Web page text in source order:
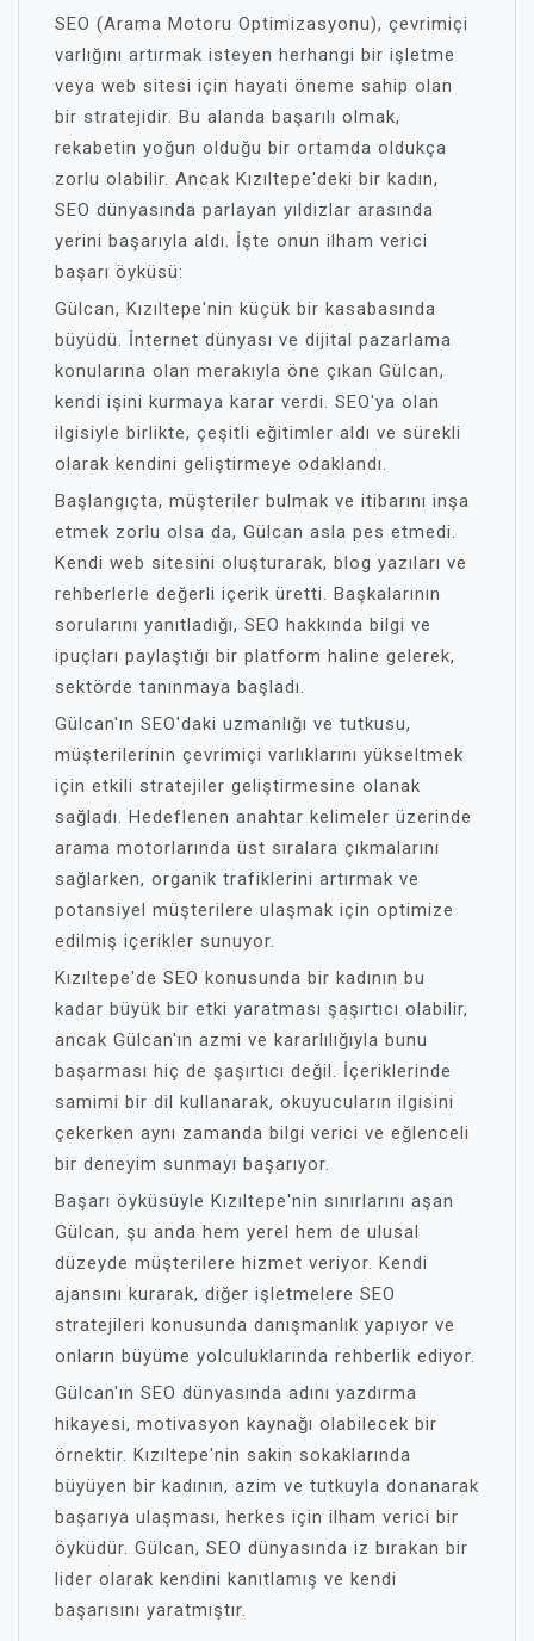
SEO (Arama Motoru Optimizasyonu), çevrimiçi
varlığını artırmak isteyen herhangi bir işletme
veya web sitesi için hayati öneme sahip olan
bir stratejidir. Bu alanda başarılı olmak,
rekabetin yoğun olduğu bir ortamda oldukça
zorlu olabilir. Ancak Kızıltepe'deki bir kadın,
SEO dünyasında parlayan yıldızlar arasında
yerini başarıyla aldı. İşte onun ilham verici
başarı öyküsü:
Gülcan, Kızıltepe'nin küçük bir kasabasında
büyüdü. İnternet dünyası ve dijital pazarlama
konularına olan merakıyla öne çıkan Gülcan,
kendi işini kurmaya karar verdi. SEO'ya olan
ilgisiyle birlikte, çeşitli eğitimler aldı ve sürekli
olarak kendini geliştirmeye odaklandı.
Başlangıçta, müşteriler bulmak ve itibarını inşa
etmek zorlu olsa da, Gülcan asla pes etmedi.
Kendi web sitesini oluşturarak, blog yazıları ve
rehberlerle değerli içerik üretti. Başkalarının
sorularını yanıtladığı, SEO hakkında bilgi ve
ipuçları paylaştığı bir platform haline gelerek,
sektörde tanınmaya başladı.
Gülcan'ın SEO'daki uzmanlığı ve tutkusu,
müşterilerinin çevrimiçi varlıklarını yükseltmek
için etkili stratejiler geliştirmesine olanak
sağladı. Hedeflenen anahtar kelimeler üzerinde
arama motorlarında üst sıralara çıkmalarını
sağlarken, organik trafiklerini artırmak ve
potansiyel müşterilere ulaşmak için optimize
edilmiş içerikler sunuyor.
Kızıltepe'de SEO konusunda bir kadının bu
kadar büyük bir etki yaratması şaşırtıcı olabilir,
ancak Gülcan'ın azmi ve kararlılığıyla bunu
başarması hiç de şaşırtıcı değil. İçeriklerinde
samimi bir dil kullanarak, okuyucuların ilgisini
çekerken aynı zamanda bilgi verici ve eğlenceli
bir deneyim sunmayı başarıyor.
Başarı öyküsüyle Kızıltepe'nin sınırlarını aşan
Gülcan, şu anda hem yerel hem de ulusal
düzeyde müşterilere hizmet veriyor. Kendi
ajansını kurarak, diğer işletmelere SEO
stratejileri konusunda danışmanlık yapıyor ve
onların büyüme yolculuklarında rehberlik ediyor.
Gülcan'ın SEO dünyasında adını yazdırma
hikayesi, motivasyon kaynağı olabilecek bir
örnektir. Kızıltepe'nin sakin sokaklarında
büyüyen bir kadının, azim ve tutkuyla donanarak
başarıya ulaşması, herkes için ilham verici bir
öyküdür. Gülcan, SEO dünyasında iz bırakan bir
lider olarak kendini kanıtlamış ve kendi
başarısını yaratmıştır.